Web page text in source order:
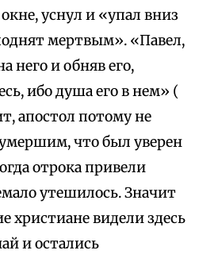
уснул и «упал вниз
мертвым». «Павел,
него и обняв его,
ибо душа его в нем» (
апостол потому не
что был уверен
отрока привели
утешилось. Значит
христиане видели здесь
и остались